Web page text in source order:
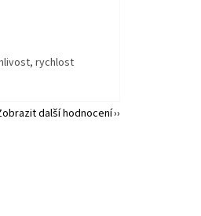
rychlost
další hodnocení